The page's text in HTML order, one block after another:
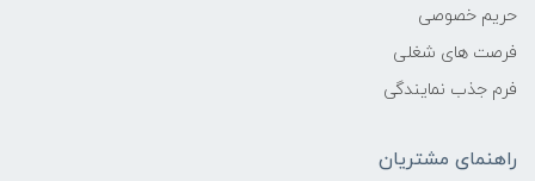
حریم خصوصی
فرصت های شغلی
فرم جذب نمایندگی
راهنمای مشتریان